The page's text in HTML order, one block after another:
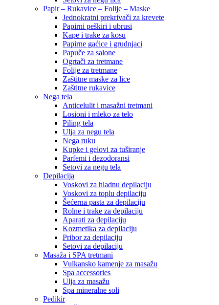
Papir – Rukavice – Folije – Maske
Jednokratni prekrivači za krevete
Papirni peškiri i ubrusi
Kape i trake za kosu
Papirne gaćice i grudnjaci
Papuče za salone
Ogrtači za tretmane
Folije za tretmane
Zaštitne maske za lice
Zaštitne rukavice
Nega tela
Anticelulit i masažni tretmani
Losioni i mleko za telo
Piling tela
Ulja za negu tela
Nega ruku
Kupke i gelovi za tuširanje
Parfemi i dezodoransi
Setovi za negu tela
Depilacija
Voskovi za hladnu depilaciju
Voskovi za toplu depilaciju
Šećerna pasta za depilaciju
Rolne i trake za depilaciju
Aparati za depilaciju
Kozmetika za depilaciju
Pribor za depilaciju
Setovi za depilaciju
Masaža i SPA tretmani
Vulkansko kamenje za masažu
Spa accessories
Ulja za masažu
Spa mineralne soli
Pedikir